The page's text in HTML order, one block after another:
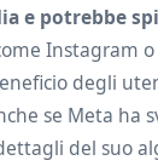
e potrebbe
Instagram o
degli
se Meta ha
del suo